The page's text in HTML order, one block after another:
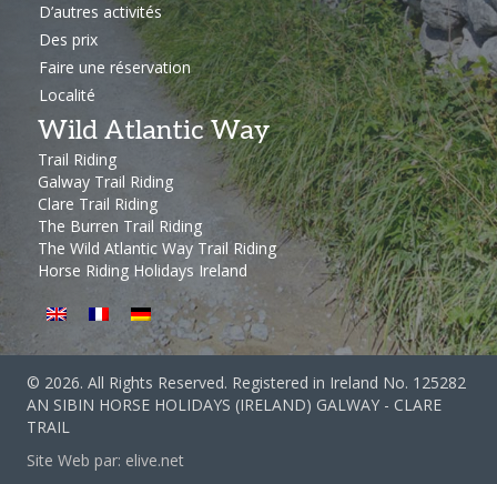
D’autres activités
Des prix
Faire une réservation
Localité
Wild Atlantic Way
Trail Riding
Galway Trail Riding
Clare Trail Riding
The Burren Trail Riding
The Wild Atlantic Way Trail Riding
Horse Riding Holidays Ireland
© 2026. All Rights Reserved. Registered in Ireland No. 125282
AN SIBIN HORSE HOLIDAYS (IRELAND) GALWAY - CLARE
TRAIL
Site Web par: elive.net